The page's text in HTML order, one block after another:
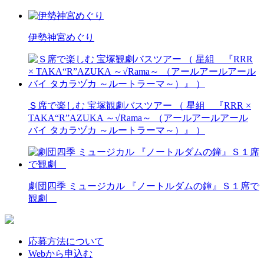
伊勢神宮めぐり
Ｓ席で楽しむ 宝塚観劇バスツアー （ 星組 『RRR ×
TAKA“R”AZUKA ～√Rama～ （アールアールアール
バイ タカラヅカ ～ルートラーマ～）』 ）
劇団四季 ミュージカル 『ノートルダムの鐘』Ｓ１席で
観劇
応募方法について
Webから申込む